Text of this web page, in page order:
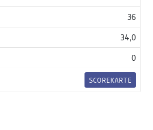
36
34,0
0
SCOREKARTE